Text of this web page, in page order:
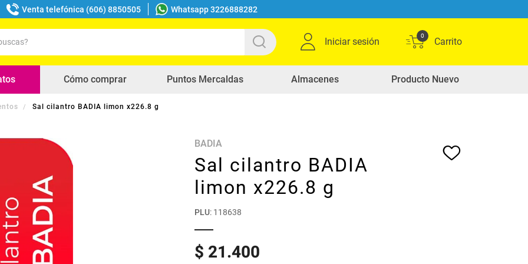
Venta telefónica (606) 8850505 Whatsapp 3226888282
Iniciar sesión
0
Cómo comprar Puntos Mercaldas Almacenes Producto Nuevo
Sal cilantro BADIA limon x226.8 g
BADIA
Sal cilantro BADIA
limon x226.8 g
PLU: 118638
$ 21.400
buscados